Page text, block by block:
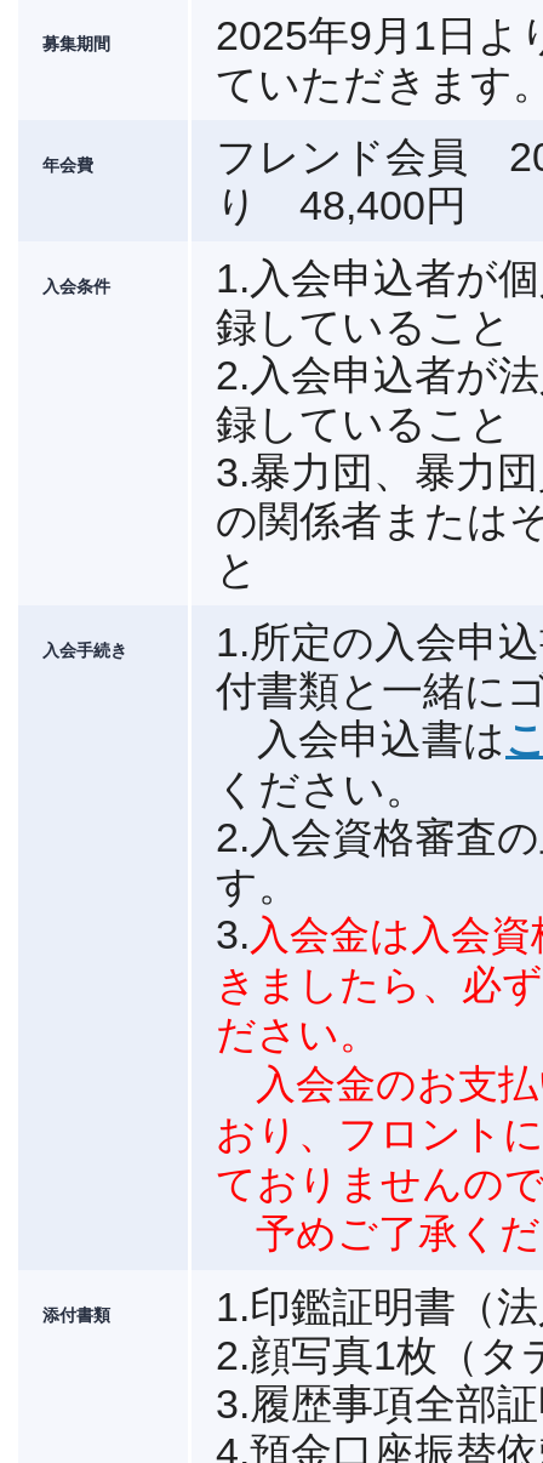
募集期間
2025年9月1日よ
ていただきます
年会費
フレンド会員
り 48,400円
入会条件
1.入会申込者が
録していること
2.入会申込者が
録していること
3.暴力団、暴力
の関係者または
と
入会手続き
1.所定の入会申
付書類と一緒に
入会申込書は
ください。
2.入会資格審査
す。
3. 入会金は入会
きましたら、必
ださい。
入会金のお支
おり、フロント
ておりませんの
予めご了承く
添付書類
1.印鑑証明書（
2.顔写真1枚（タ
3.履歴事項全部
4.預金口座振替